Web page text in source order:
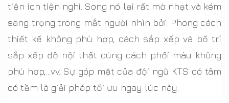
tiện ích tiện nghi. Song nó lại rất mờ nhạt và kém
sang trọng trong mắt người nhìn bởi: Phong cách
thiết kế không phù hợp, cách sắp xếp và bố trí
sắp xếp đồ nội thất cùng cách phối màu không
phù hợp,...vv. Sự góp mặt của đội ngũ KTS có tâm
có tầm là giải pháp tối ưu ngay lúc này.